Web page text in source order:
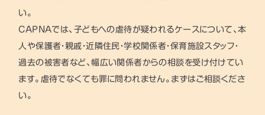
い。
CAPNAでは、子どもへの虐待が疑われるケースについて、本
人や保護者・親戚・近隣住民・学校関係者・保育施設スタッフ・
過去の被害者など、幅広い関係者からの相談を受け付けてい
ます。虐待でなくても罪に問われません。まずはご相談くださ
い。